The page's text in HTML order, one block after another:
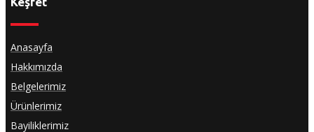
Anasayfa
Hakkımızda
Belgelerimiz
Ürünlerimiz
Bayiliklerimiz